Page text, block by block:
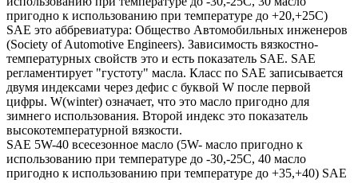
пригодно к использованию при температуре до +20,+25С)
SAE это аббревиатура: Общество Автомобильных инженеров
(Society of Automotive Engineers). Зависимость вязкостно-
температурных свойств это и есть показатель SAE. SAE
регламентирует "густоту" масла. Класс по SAE записывается
двумя индексами через дефис с буквой W после первой
цифры. W(winter) означает, что это масло пригодно для
зимнего использования. Второй индекс это показатель
высокотемпературной вязкости.
SAE 5W-40 всесезонное масло (5W- масло пригодно к
использованию при температуре до -30,-25С, 40 масло
пригодно к использованию при температуре до +35,+40) SAE